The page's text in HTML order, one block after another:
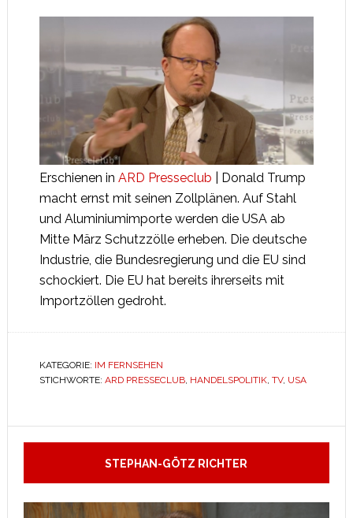
Erschienen in ARD Presseclub | Donald Trump
macht ernst mit seinen Zollplänen. Auf Stahl
und Aluminiumimporte werden die USA ab
Mitte März Schutzzölle erheben. Die deutsche
Industrie, die Bundesregierung und die EU sind
schockiert. Die EU hat bereits ihrerseits mit
Importzöllen gedroht.
KATEGORIE: IM FERNSEHEN
STICHWORTE: ARD PRESSECLUB, HANDELSPOLITIK, TV, USA
STEPHAN-GÖTZ RICHTER